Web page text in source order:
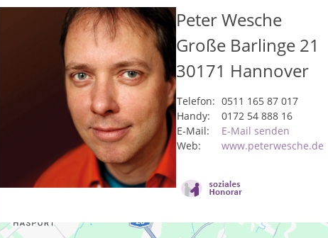
Peter Wesche
Große Barlinge 21
30171 Hannover
Telefon: 0511 165 87 017
Handy:
0172 54 888 16
E-Mail:
E-Mail senden
Web:
www.peterwesche.de